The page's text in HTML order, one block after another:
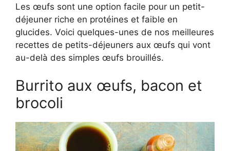
Les œufs sont une option facile pour un petit-
déjeuner riche en protéines et faible en
glucides. Voici quelques-unes de nos meilleures
recettes de petits-déjeuners aux œufs qui vont
au-delà des simples œufs brouillés.
Burrito aux œufs, bacon et
brocoli